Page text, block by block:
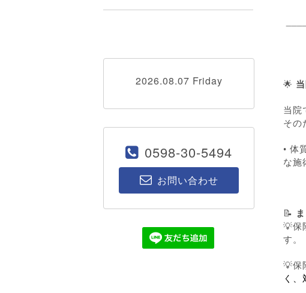
🌟
当院
その
• 体
な施
📝
💡保
す。
💡保
く
2026.08.07 Friday
0598-30-5494
お問い合わせ